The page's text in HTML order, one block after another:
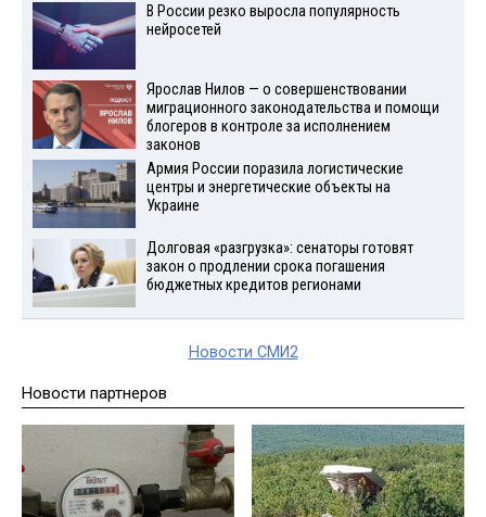
В России резко выросла популярность
нейросетей
Ярослав Нилов — о совершенствовании
миграционного законодательства и помощи
блогеров в контроле за исполнением
законов
Армия России поразила логистические
центры и энергетические объекты на
Украине
Долговая «разгрузка»: сенаторы готовят
закон о продлении срока погашения
бюджетных кредитов регионами
Новости СМИ2
Новости партнеров